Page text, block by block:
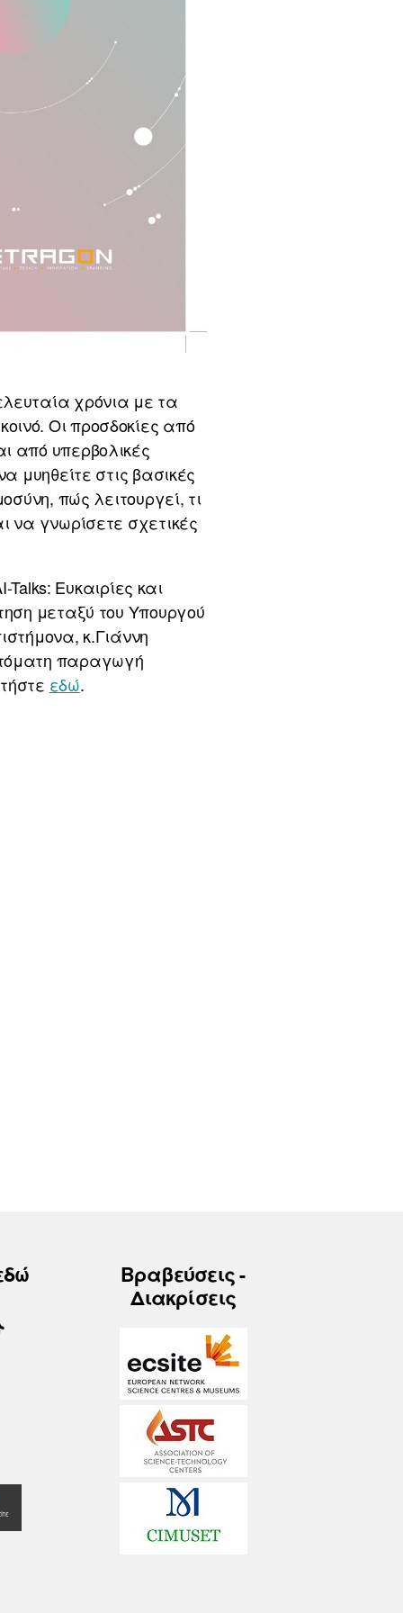
χρόνια με τα
Οι προσδοκίες από
από υπερβολικές
μυηθείτε στις βασικές
πώς λειτουργεί, τι
να γνωρίσετε σχετικές
Ευκαιρίες και
μεταξύ του Υπουργού
κ.Γιάννη
παραγωγή
εδώ.
Βραβεύσεις -
Διακρίσεις